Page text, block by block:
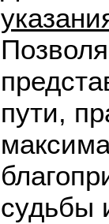
пути,
судьбы